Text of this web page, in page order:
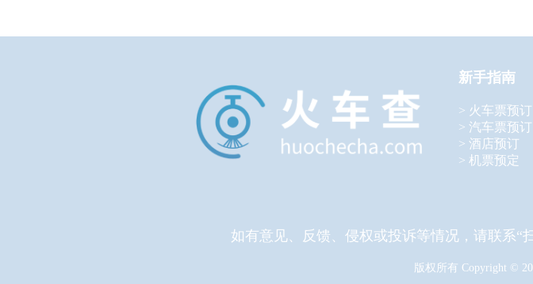
新手指南
> 火车票预订
> 汽车票预订
> 酒店预订
> 机票预定
如有意见、反馈、侵权或投诉等情况，请联
版权所有 Copyright ©